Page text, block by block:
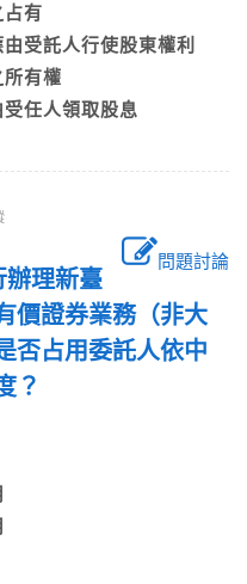
占有
由受託人行使股東權利
所有權
任人領取股息
問題討論
辦理新臺
價證券業務（非大
否占用委託人依中
？